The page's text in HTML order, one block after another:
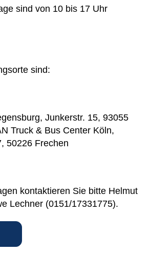
sind von 10 bis 17 Uhr
sind:
Junkerstr. 15, 93055
Truck & Bus Center Köln,
50226 Frechen
kontaktieren Sie bitte Helmut
Lechner (0151/17331775).